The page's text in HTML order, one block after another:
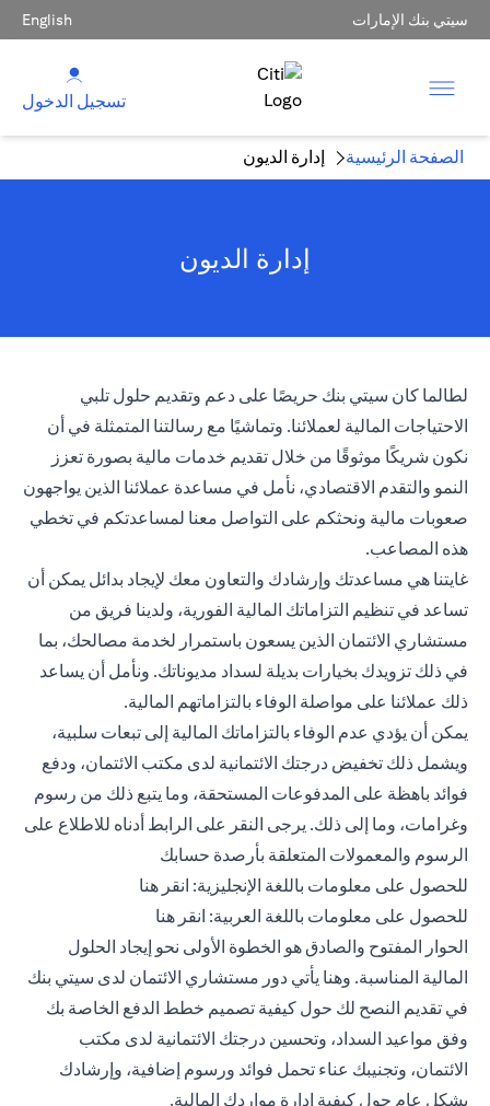
سيتي بنك الإمارات English
تسجيل الدخول
الصفحة الرئيسية إدارة الديون
إدارة الديون
لطالما كان سيتي بنك حريصًا على دعم وتقديم حلول تلبي
الاحتياجات المالية لعملائنا. وتماشيًا مع رسالتنا المتمثلة في أن
نكون شريكًا موثوقًا من خلال تقديم خدمات مالية بصورة تعزز
النمو والتقدم الاقتصادي، نأمل في مساعدة عملائنا الذين يواجهون
صعوبات مالية ونحثكم على التواصل معنا لمساعدتكم في تخطي
هذه المصاعب.
غايتنا هي مساعدتك وإرشادك والتعاون معك لإيجاد بدائل يمكن أن
تساعد في تنظيم التزاماتك المالية الفورية، ولدينا فريق من
مستشاري الائتمان الذين يسعون باستمرار لخدمة مصالحك، بما
في ذلك تزويدك بخيارات بديلة لسداد مديوناتك. ونأمل أن يساعد
ذلك عملائنا على مواصلة الوفاء بالتزاماتهم المالية.
يمكن أن يؤدي عدم الوفاء بالتزاماتك المالية إلى تبعات سلبية،
ويشمل ذلك تخفيض درجتك الائتمانية لدى مكتب الائتمان، ودفع
فوائد باهظة على المدفوعات المستحقة، وما يتبع ذلك من رسوم
وغرامات، وما إلى ذلك. يرجى النقر على الرابط أدناه للاطلاع على
الرسوم والمعمولات المتعلقة بأرصدة حسابك
للحصول على معلومات باللغة الإنجليزية: انقر هنا
للحصول على معلومات باللغة العربية: انقر هنا
الحوار المفتوح والصادق هو الخطوة الأولى نحو إيجاد الحلول
المالية المناسبة. وهنا يأتي دور مستشاري الائتمان لدى سيتي بنك
في تقديم النصح لك حول كيفية تصميم خطط الدفع الخاصة بك
وفق مواعيد السداد، وتحسين درجتك الائتمانية لدى مكتب
الائتمان، وتجنيبك عناء تحمل فوائد ورسوم إضافية، وإرشادك
بشكل عام حول كيفية إدارة مواردك المالية.